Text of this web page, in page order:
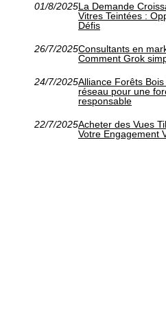
01/8/2025La Demande
Vitres Teintées :
Défis
26/7/2025Consultants en
Comment Grok
24/7/2025Alliance Forêts
réseau pour une
responsable
22/7/2025Acheter des Vues
Votre Engagement